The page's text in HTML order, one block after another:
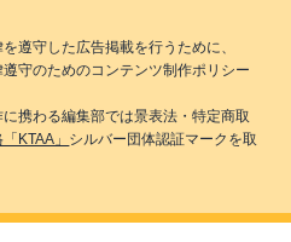
遵守した広告掲載を行うために、
守のためのコンテンツ制作ポリシー
携わる編集部では景表法・特定商取
KTAA」 シルバー団体認証マークを取